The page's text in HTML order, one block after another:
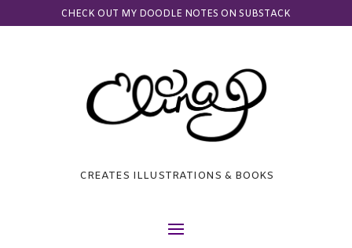
CHECK OUT MY DOODLE NOTES ON SUBSTACK
CREATES ILLUSTRATIONS & BOOKS